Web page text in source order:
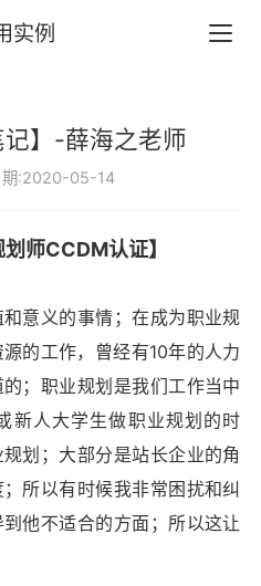
实例
记】-薛海之老师
期:2020-05-14
划师CCDM认证】
意义的事情；在成为职业规
的工作，曾经有10年的人力
；职业规划是我们工作当中
新人大学生做职业规划的时
划；大部分是站长企业的角
所以有时候我非常困扰和纠
他不适合的方面；所以这让